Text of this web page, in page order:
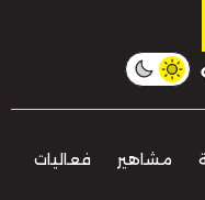
مشاهير فعاليات